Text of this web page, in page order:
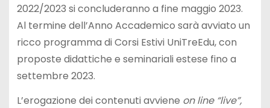
2022/2023 si concluderanno a fine maggio 2023.
Al termine dell’Anno Accademico sarà avviato un
ricco programma di Corsi Estivi UniTreEdu, con
proposte didattiche e seminariali estese fino a
settembre 2023.
L’erogazione dei contenuti avviene on line “live”,